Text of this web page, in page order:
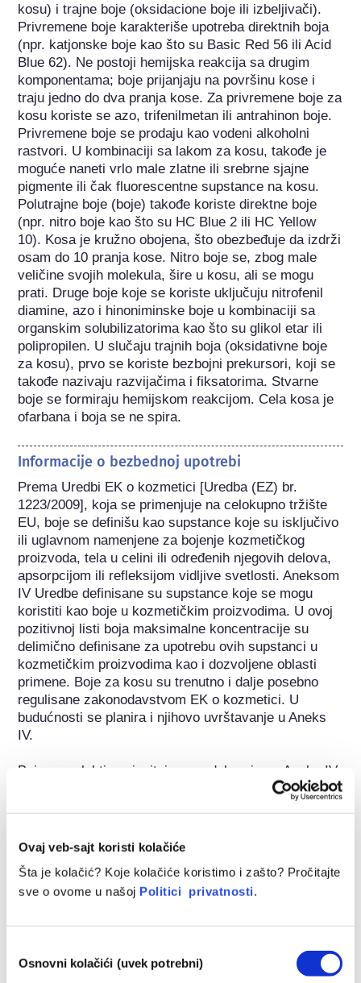
Ovaj veb-sajt koristi kolačiće
Šta je kolačić? Koje kolačiće koristimo i zašto? Pročitajte
sve o ovome u našoj Politici privatnosti.
сагласности
Osnovni kolačići (uvek potrebni)
kosu) i trajne boje (oksidacione boje ili izbeljivači).
Privremene boje karakteriše upotreba direktnih boja
(npr. katjonske boje kao što su Basic Red 56 ili Acid
Blue 62). Ne postoji hemijska reakcija sa drugim
komponentama; boje prijanjaju na površinu kose i
traju jedno do dva pranja kose. Za privremene boje za
kosu koriste se azo, trifenilmetan ili antrahinon boje.
Privremene boje se prodaju kao vodeni alkoholni
rastvori. U kombinaciji sa lakom za kosu, takođe je
moguće naneti vrlo male zlatne ili srebrne sjajne
pigmente ili čak fluorescentne supstance na kosu.
Polutrajne boje (boje) takođe koriste direktne boje
(npr. nitro boje kao što su HC Blue 2 ili HC Yellow
10). Kosa je kružno obojena, što obezbeđuje da izdrži
osam do 10 pranja kose. Nitro boje se, zbog male
veličine svojih molekula, šire u kosu, ali se mogu
prati. Druge boje koje se koriste uključuju nitrofenil
diamine, azo i hinoniminske boje u kombinaciji sa
organskim solubilizatorima kao što su glikol etar ili
polipropilen. U slučaju trajnih boja (oksidativne boje
za kosu), prvo se koriste bezbojni prekursori, koji se
takođe nazivaju razvijačima i fiksatorima. Stvarne
boje se formiraju hemijskom reakcijom. Cela kosa je
ofarbana i boja se ne spira.
Informacije o bezbednoj upotrebi
Prema Uredbi EK o kozmetici [Uredba (EZ) br.
1223/2009], koja se primenjuje na celokupno tržište
EU, boje se definišu kao supstance koje su isključivo
ili uglavnom namenjene za bojenje kozmetičkog
proizvoda, tela u celini ili određenih njegovih delova,
apsorpcijom ili refleksijom vidljive svetlosti. Aneksom
IV Uredbe definisane su supstance koje se mogu
koristiti kao boje u kozmetičkim proizvodima. U ovoj
pozitivnoj listi boja maksimalne koncentracije su
delimično definisane za upotrebu ovih supstanci u
kozmetičkim proizvodima kao i dozvoljene oblasti
primene. Boje za kosu su trenutno i dalje posebno
regulisane zakonodavstvom EK o kozmetici. U
budućnosti se planira i njihovo uvrštavanje u Aneks
IV.
Boje se selektivno ispituju pre odobrenja za Aneks IV
na njihovu toksikološku bezbednost i podvrgavaju se
opsežnim testovima. Proizvođači moraju dokazati
studijama. Dodatno, odobrene boje se ponovo
procenjuju i lista se u skladu sa tim ažurira u skladu
sa novim naučnim saznanjima i mogućim
anomalijama do kojih se došlo putem praćenja tržišta.
Boje za kosu su trenutno među najtemeljnije ispitanim
kozmetičkim proizvodima na tržištu EU. Od 2003.
godine Evropska komisija sprovodi globalnu strategiju